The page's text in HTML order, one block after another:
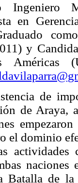
Ingeniero
en
y
Américas
de
de Araya,
el dominio
naciones
Batalla de